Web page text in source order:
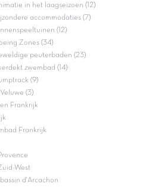
in het laagseizoen (12)
accommodaties (7)
(12)
Zones (34)
peuterbaden (23)
zwembad (14)
(9)
(3)
Frankrijk
Frankrijk
West
d'Arcachon